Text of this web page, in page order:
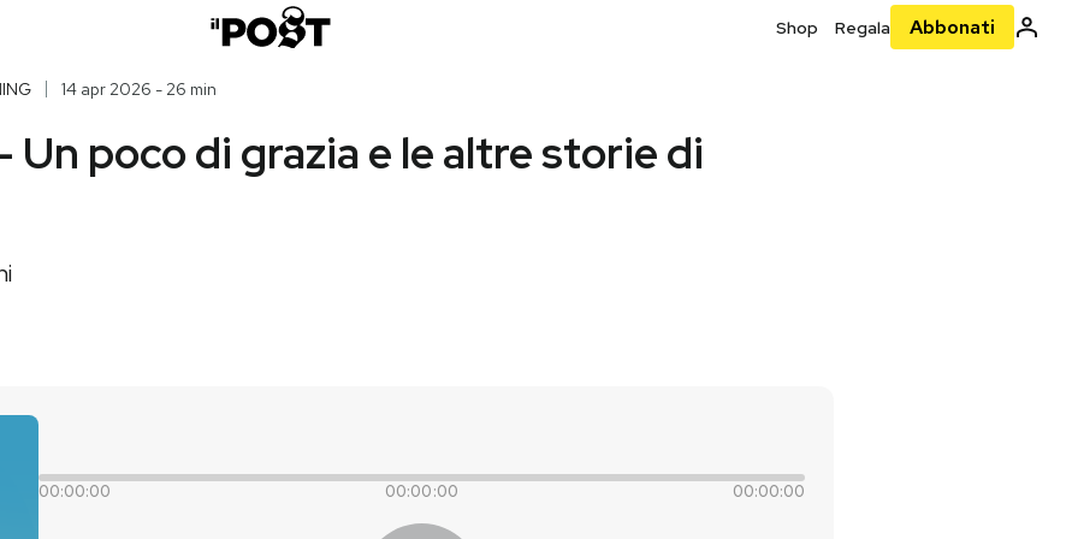
Shop Regala Abbonati
14 apr 2026 - 26 min
Un poco di grazia e le altre storie di
00:00:00 00:00:00 00:00:00